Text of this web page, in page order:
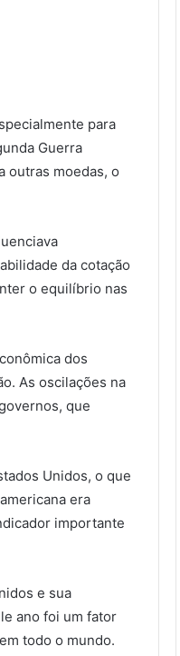
para
Guerra
outras moedas, o
da cotação
o equilíbrio nas
dos
As oscilações na
que
Unidos, o que
era
importante
e sua
ano foi um fator
todo o mundo.